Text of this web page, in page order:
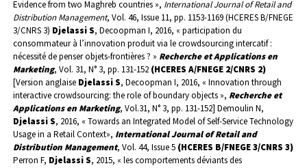
Evidence from two Maghreb countries », International Journal of Retail and
Distribution Management, Vol. 46, Issue 11, pp. 1153-1169 (HCERES B/FNEGE
3/CNRS 3) Djelassi S, Decoopman I, 2016, « participation du
consommateur à l’innovation produit via le crowdsourcing intercatif :
nécessité de penser objets-frontières ? » Recherche et Applications en
Marketing, Vol. 31, N° 3, pp. 131-152 (HCERES A/FNEGE 2/CNRS 2)
[Version anglaise Djelassi S, Decoopman I, 2016, « Innovation through
interactive crowdsourcing: the role of boundary objects », Recherche et
Applications en Marketing, Vol.31, N° 3, pp. 131-152] Demoulin N,
Djelassi S, 2016, « Towards an Integrated Model of Self-Service Technology
Usage in a Retail Context», International Journal of Retail and
Distribution Management, Vol. 44, Issue 5 (HCERES B/FNEGE 3/CNRS 3)
Perron F, Djelassi S, 2015, « les comportements déviants des